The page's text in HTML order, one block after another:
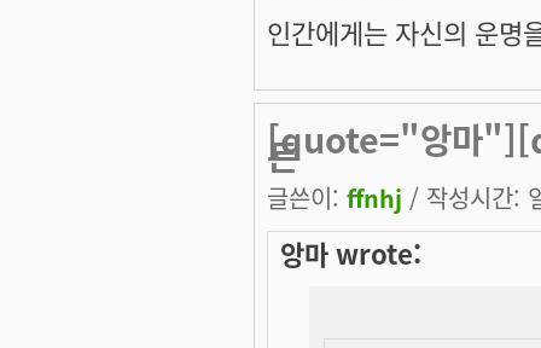
인간에게는 자신의 운명
[quote="앙마
든
글쓴이: ffnhj / 작성시간:
앙마 wrote: